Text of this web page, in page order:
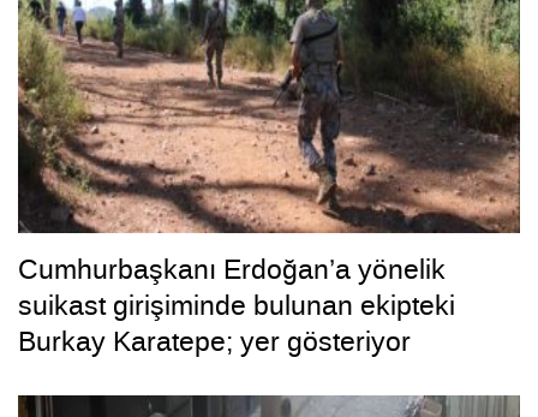
Cumhurbaşkanı Erdoğan’a yönelik
suikast girişiminde bulunan ekipteki
Burkay Karatepe; yer gösteriyor